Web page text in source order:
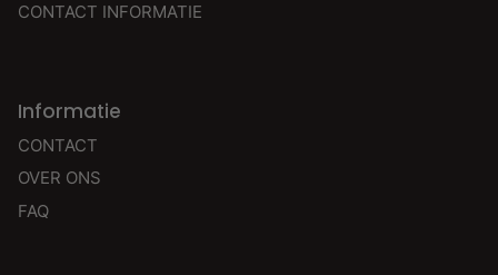
CONTACT INFORMATIE
Informatie
CONTACT
OVER ONS
FAQ